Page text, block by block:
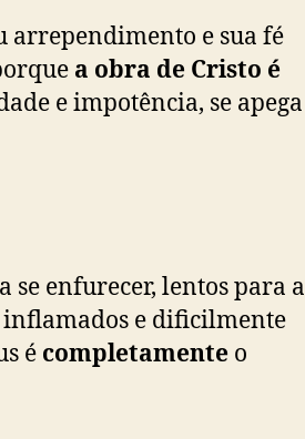
arrependimento e sua fé
a obra de Cristo é
e impotência, se apega
se enfurecer, lentos para a
e dificilmente
é completamente o